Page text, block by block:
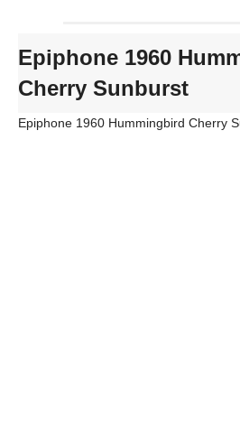
Epiphone 1960
Cherry Sunburst
Epiphone 1960 Hummingbird Cherry